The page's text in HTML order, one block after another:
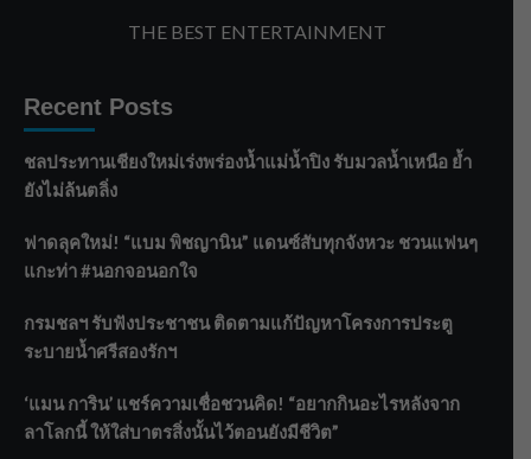
THE BEST ENTERTAINMENT
Recent Posts
ชลประทานเชียงใหม่เร่งพร่องน้ำแม่น้ำปิง รับมวลน้ำเหนือ ย้ำ
ยังไม่ล้นตลิ่ง
ฟาดลุคใหม่! “แบม พิชญานิน” แดนซ์สับทุกจังหวะ ชวนแฟนๆ
แกะท่า #นอกจอนอกใจ
กรมชลฯ รับฟังประชาชน ติดตามแก้ปัญหาโครงการประตู
ระบายน้ำศรีสองรักฯ
‘แมน การิน’ แชร์ความเชื่อชวนคิด! “อยากกินอะไรหลังจาก
ลาโลกนี้ ให้ใส่บาตรสิ่งนั้นไว้ตอนยังมีชีวิต”